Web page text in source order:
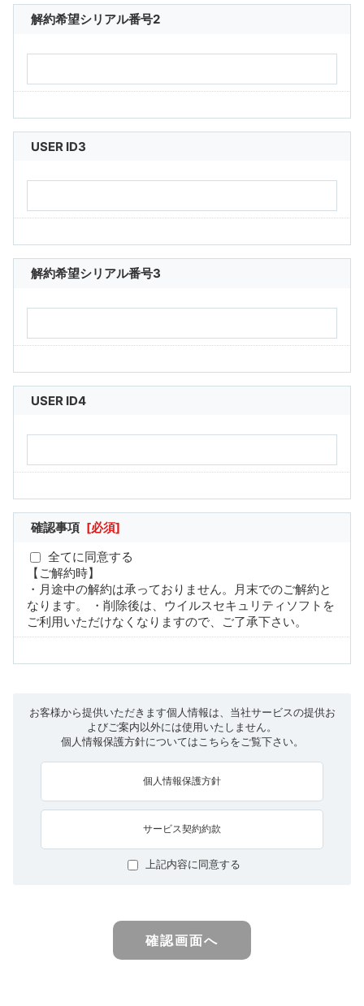
解約希望シリアル番号2
USER ID3
解約希望シリアル番号3
USER ID4
確認事項 [必須]
全てに同意する
【ご解約時】
・月途中の解約は承っておりません。月末でのご解約と
なります。 ・削除後は、ウイルスセキュリティソフトを
ご利用いただけなくなりますので、ご了承下さい。
お客様から提供いただきます個人情報は、当社サービスの提供お
よびご案内以外には使用いたしません。
個人情報保護方針についてはこちらをご覧下さい。
個人情報保護方針
サービス契約約款
上記内容に同意する